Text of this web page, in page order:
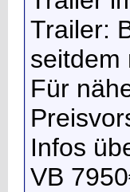
Trailer:
seitdem
Für
Infos
VB